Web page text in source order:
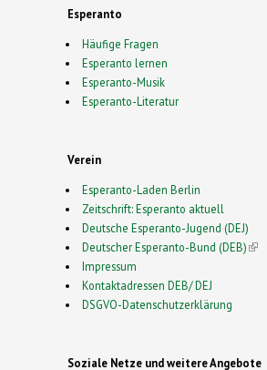
Esperanto
Häufige Fragen
Esperanto lernen
Esperanto-Musik
Esperanto-Literatur
Verein
Esperanto-Laden Berlin
Zeitschrift: Esperanto aktuell
Deutsche Esperanto-Jugend (DEJ)
Deutscher Esperanto-Bund (DEB)
Impressum
Kontaktadressen DEB/ DEJ
DSGVO-Datenschutzerklärung
Soziale Netze und weitere Angebote